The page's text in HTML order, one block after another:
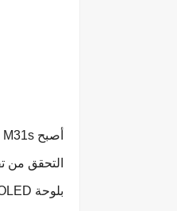
أصبح